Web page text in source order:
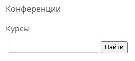
Конференции
Курсы